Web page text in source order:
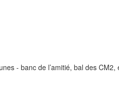
- banc de l’amitié, bal des